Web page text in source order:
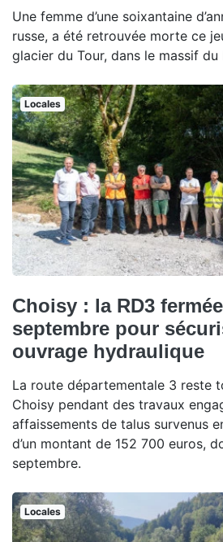
Une femme d’une soixantaine
russe, a été retrouvée morte ce
glacier du Tour, dans le massif du
Locales
Choisy : la RD3
septembre pour
ouvrage hydraulique
La route départementale 3 reste
Choisy pendant des travaux
affaissements de talus survenus
d’un montant de 152 700 euros,
septembre.
Locales